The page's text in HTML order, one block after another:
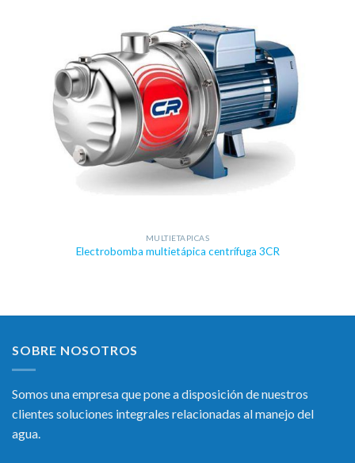
MULTIETAPICAS
Electrobomba multietápica centrífuga 3CR
SOBRE NOSOTROS
Somos una empresa que pone a disposición de nuestros
clientes soluciones integrales relacionadas al manejo del
agua.